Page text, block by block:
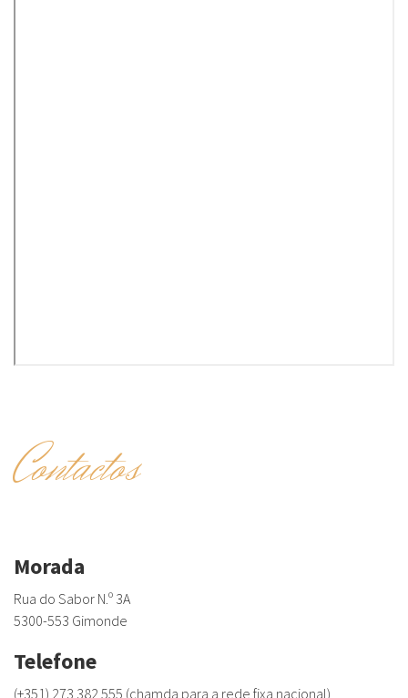
Contactos
Morada
Rua do Sabor N.º 3A
5300-553 Gimonde
Telefone
(+351) 273 382 555 (chamda para a rede fixa nacional)